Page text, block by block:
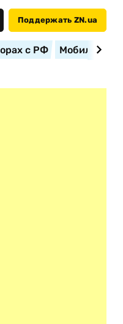
Поддержать ZN.ua
с РФ